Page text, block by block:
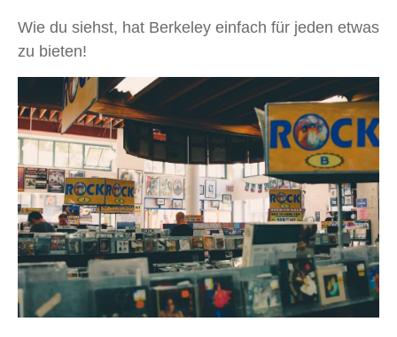
Wie du siehst, hat Berkeley einfach für jeden etwas
zu bieten!